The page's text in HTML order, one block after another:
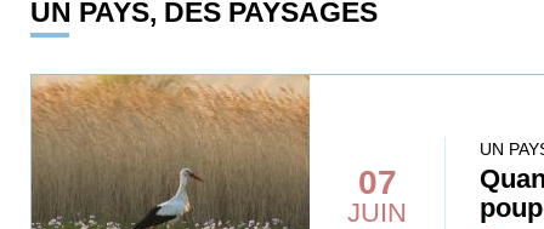
UN PAYS, DES PAYSAGES
07
JUIN
UN